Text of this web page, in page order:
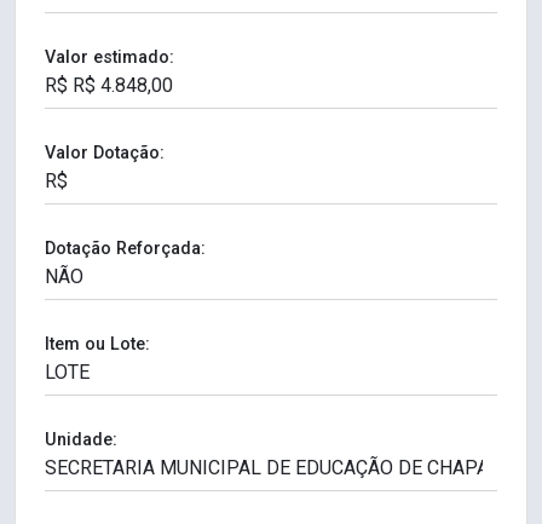
Valor estimado:
Valor Dotação:
Dotação Reforçada:
Item ou Lote:
Unidade: